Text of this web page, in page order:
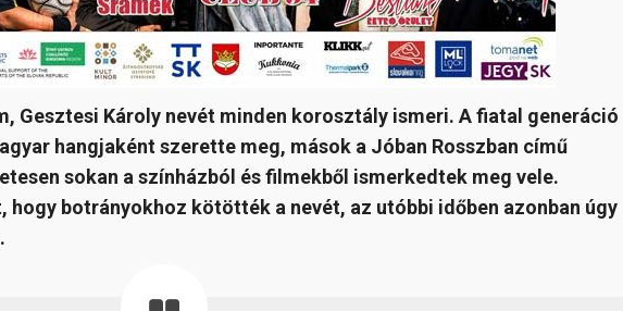
Gesztesi Károly nevét minden korosztály ismeri. A fiatal generáció
hangjaként szerette meg, mások a Jóban Rosszban című
sokan a színházból és filmekből ismerkedtek meg vele.
hogy botrányokhoz kötötték a nevét, az utóbbi időben azonban úgy